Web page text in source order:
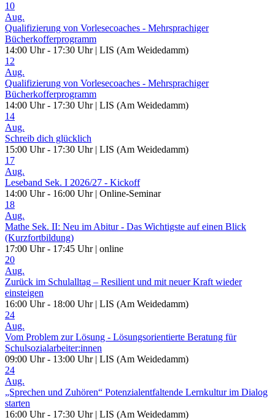
10
Aug.
Qualifizierung von Vorlesecoaches - Mehrsprachiger
Bücherkofferprogramm
14:00 Uhr - 17:30 Uhr | LIS (Am Weidedamm)
12
Aug.
Qualifizierung von Vorlesecoaches - Mehrsprachiger
Bücherkofferprogramm
14:00 Uhr - 17:30 Uhr | LIS (Am Weidedamm)
14
Aug.
Schreib dich glücklich
15:00 Uhr - 17:30 Uhr | LIS (Am Weidedamm)
17
Aug.
Leseband Sek. I 2026/27 - Kickoff
14:00 Uhr - 16:00 Uhr | Online-Seminar
18
Aug.
Mathe Sek. II: Neu im Abitur - Das Wichtigste auf einen Blick
(Kurzfortbildung)
17:00 Uhr - 17:45 Uhr | online
20
Aug.
Zurück im Schulalltag – Resilient und mit neuer Kraft wieder
einsteigen
16:00 Uhr - 18:00 Uhr | LIS (Am Weidedamm)
24
Aug.
Vom Problem zur Lösung - Lösungsorientierte Beratung für
Schulsozialarbeiter:innen
09:00 Uhr - 13:00 Uhr | LIS (Am Weidedamm)
24
Aug.
„Sprechen und Zuhören“ Potenzialentfaltende Lernkultur im Dialog
starten
16:00 Uhr - 17:30 Uhr | LIS (Am Weidedamm)